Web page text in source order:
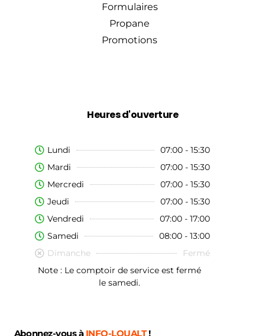
Formulaires
Propane
Promotions
Heures d'ouverture
Lundi
07:00 - 15:30
Mardi
07:00 - 15:30
Mercredi
07:00 - 15:30
Jeudi
07:00 - 15:30
Vendredi
07:00 - 17:00
Samedi
08:00 - 13:00
Dimanche
Fermé
Note : Le comptoir de service est fermé
le samedi.
Abonnez-vous à INFO-LOUALT!